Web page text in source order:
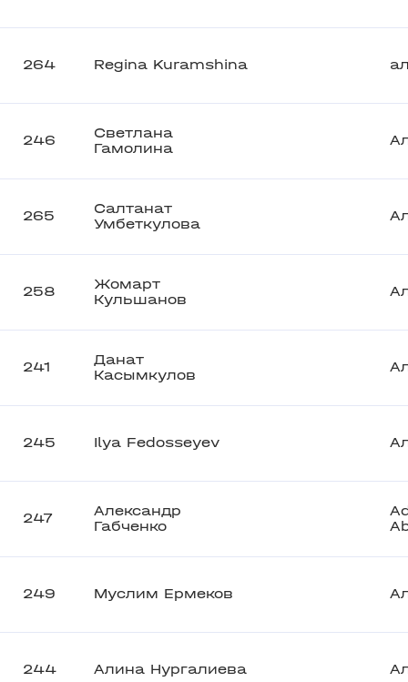
264 Regina Kuramshina
246
Светлана
Гамолина
265
Салтанат
Умбеткулова
258
Жомарт
Кульшанов
241
Данат
Касымкулов
245 Ilya Fedosseyev
247
Александр
Габченко
249 Муслим Ермеков
244 Алина Нургалиева